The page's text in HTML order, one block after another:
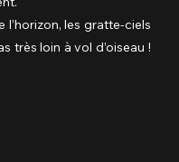
les gratte-ciels
très loin à vol d’oiseau !